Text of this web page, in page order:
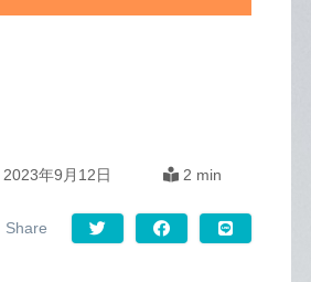
2023年9月12日 2 min